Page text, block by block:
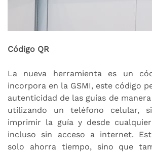
Código QR
La nueva herramienta es un
incorpora en la GSMI, este código
autenticidad de las guías de
utilizando un teléfono celular,
imprimir la guía y desde
incluso sin acceso a internet.
solo ahorra tiempo, sino que